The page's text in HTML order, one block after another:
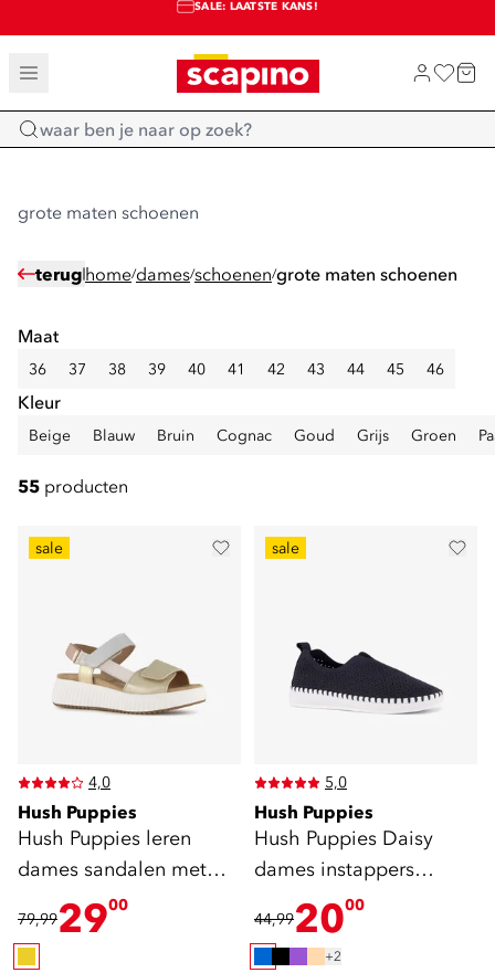
TOT 70% KORTING OP SALE
SHOP NIEUW
Home
grote maten schoenen
terug home/dames/schoenen/grote maten schoenen
Maat
36 37 38 39 40 41 42 43 44 45 46
Kleur
Beige Blauw Bruin Cognac Goud Grijs Groen
55 producten
sale
4,0
Hush Puppies
Hush Puppies leren
dames sandalen met
plateauzool goud
79,992900
sale
5,0
Hush Puppies
Hush Puppies Daisy
dames instappers
donkerblauw
44,992000
+2